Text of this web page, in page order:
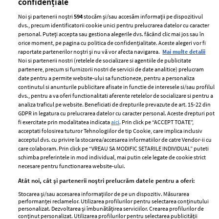
ELLE Style Awards
2024
Despre ELLE
Romania
Contact
Abonamente
Termeni si conditii
Politica de
confidențialitate
Politica de cookies
Publicitate
GSP
Unica
femei
Viva
Avantaje
Noi și partenerii noștri594stocăm și/sau accesăm informații pe dispozitivul
dvs., precum identificatorii cookie unici pentru prelucrarea datelor cu caracter
personal. Puteți accepta sau gestiona alegerile dvs. făcând clic mai jos sau în
orice moment, pe pagina cu politica de confidențialitate. Aceste alegeri vor fi
raportate partenerilor noștri și nu vă vor afecta navigarea. Mai multe detalii
Noi si partenerii nostri (retelele de socializare si agentiile de publicitate
partenere, precum si furnizorii nostri de servicii de date analitice) prelucram
date pentru a permite website-ului sa functioneze, pentru a personaliza
continutul si anunturile publicitare afisate in functie de interesele si/sau profilul
dvs., pentru a va oferi functionalitati aferente retelelor de socializare si pentru a
analiza traficul pe website. Beneficiati de drepturile prevazute de art. 15-22 din
GDPR in legatura cu prelucrarea datelor cu caracter personal. Aceste drepturi pot
fi exercitate prin modalitatea indicataaici. Prin click pe “ACCEPT TOATE”,
acceptati folosirea tuturor Tehnologiilor de tip Cookie, care implica inclusiv
acceptul dvs. cu privire la stocarea/accesarea informatiilor de catre Vendor-ii cu
care colaboram. Prin click pe “VREAU SA MODIFIC SETARILE INDIVIDUAL” puteti
schimba preferintele in mod individual, mai putin cele legate de cookie strict
necesare pentru functionarea website-ului.
Atât noi, cât și partenerii noștri prelucrăm datele pentru a oferi:
Stocarea și/sau accesarea informațiilor de pe un dispozitiv. Măsurarea
performanței reclamelor. Utilizarea profilurilor pentru selectarea conținutului
personalizat. Dezvoltarea și îmbunătățirea serviciilor. Crearea profilurilor de
conținut personalizat. Utilizarea profilurilor pentru selectarea publicității